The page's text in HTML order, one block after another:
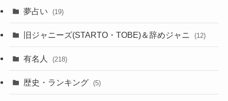
夢占い (19)
旧ジャニーズ(STARTO・TOBE)＆辞めジャニ (12)
有名人 (218)
歴史・ランキング (5)